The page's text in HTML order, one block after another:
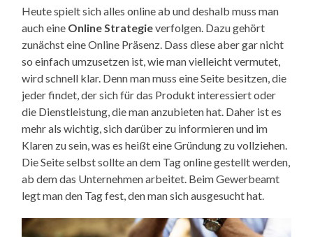
Heute spielt sich alles online ab und deshalb muss man
auch eine Online Strategieverfolgen. Dazu gehört
zunächst eine Online Präsenz. Dass diese aber gar nicht
so einfach umzusetzen ist, wie man vielleicht vermutet,
wird schnell klar. Denn man muss eine Seite besitzen, die
jeder findet, der sich für das Produkt interessiert oder
die Dienstleistung, die man anzubieten hat. Daher ist es
mehr als wichtig, sich darüber zu informieren und im
Klaren zu sein, was es heißt eine Gründung zu vollziehen.
Die Seite selbst sollte an dem Tag online gestellt werden,
ab dem das Unternehmen arbeitet. Beim Gewerbeamt
legt man den Tag fest, den man sich ausgesucht hat.